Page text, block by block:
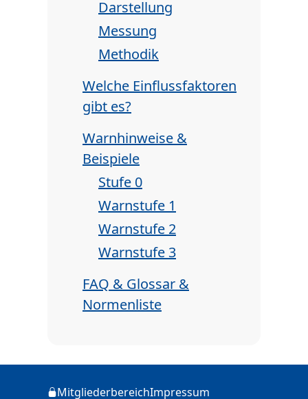
Darstellung
Messung
Methodik
Welche Einflussfaktoren
gibt es?
Warnhinweise &
Beispiele
Stufe 0
Warnstufe 1
Warnstufe 2
Warnstufe 3
FAQ & Glossar &
Normenliste
MitgliederbereichImpressum